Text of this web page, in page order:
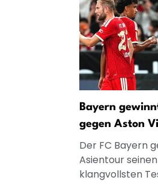
Bayern
gegen Aston
Der FC Bayern
Asientour
klangvollsten